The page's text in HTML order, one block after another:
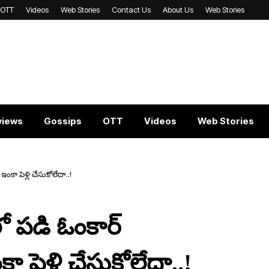
OTT Videos Web Stories Contact Us About Us Web Stories
Gossips OTT Videos Web Stories
పెళ్లి చేసుకోలేదా..!
ప‌డి ఓంకార్
చేసుకోలేదా..!